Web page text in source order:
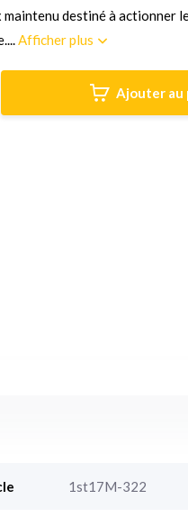
maintenu destiné à actionner
Afficher plus
Ajouter au
1st17M-322